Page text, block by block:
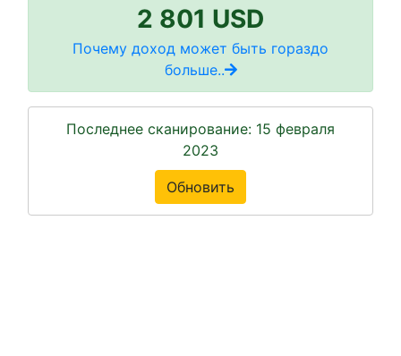
2 801 USD
Почему доход может быть гораздо
больше..
Последнее сканирование: 15 февраля
2023
Обновить